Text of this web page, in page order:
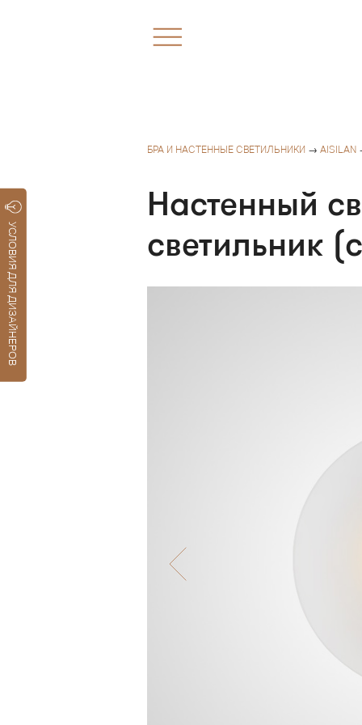
УСЛОВИЯ ДЛЯ ДИЗАЙНЕРОВ
БРА И НАСТЕННЫЕ СВЕТИЛЬНИКИ → AISILAN
Настенный
светильник